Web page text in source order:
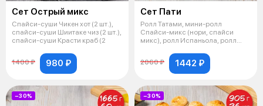
Сет Острый микс
Спайси-суши Чикен хот (2 шт.),
спайси-суши Шиитаке чиз (2 шт.),
спайси-суши Красти краб (2
1400 ₽ 980 ₽
Сет Пати
Ролл Татами, мини-ролл
Спайси-микс (нори, спайси
микс), ролл Испаньола, ролл
2060 ₽
1442 ₽
−30% −30%